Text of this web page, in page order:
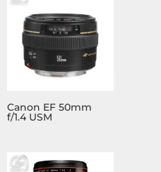
Canon EF 50mm
f/1.4 USM